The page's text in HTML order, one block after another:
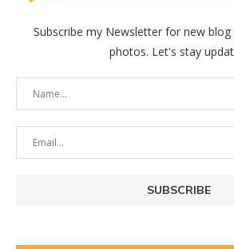
Subscribe my Newsletter for new
photos. Let's stay